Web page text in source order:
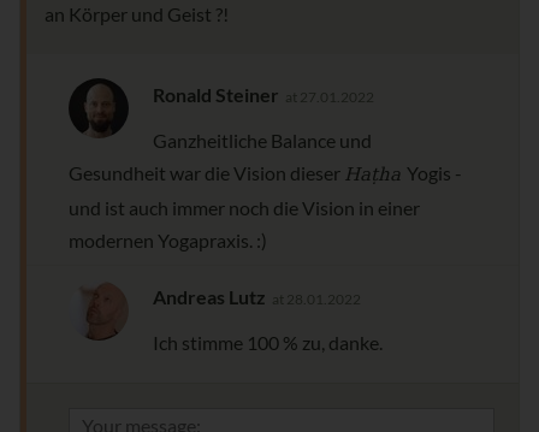
an Körper und Geist ?!
Ronald Steiner at 27.01.2022
Ganzheitliche Balance und
Gesundheit war die Vision dieser Haṭha Yogis -
und ist auch immer noch die Vision in einer
modernen Yogapraxis. :)
Andreas Lutz at 28.01.2022
Ich stimme 100 % zu, danke.